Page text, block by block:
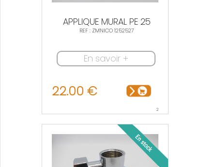
APPLIQUE MURAL PE 25
REF : ZMNICO 1252527
En savoir +
22.00 €
2